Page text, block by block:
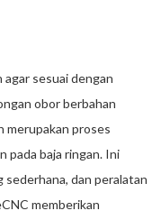
sesuai dengan
obor berbahan
merupakan proses
pada baja ringan. Ini
sederhana, dan peralatan
memberikan